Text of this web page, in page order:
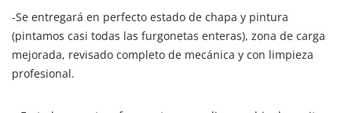
-Se entregará en perfecto estado de chapa y pintura
(pintamos casi todas las furgonetas enteras), zona de carga
mejorada, revisado completo de mecánica y con limpieza
profesional.